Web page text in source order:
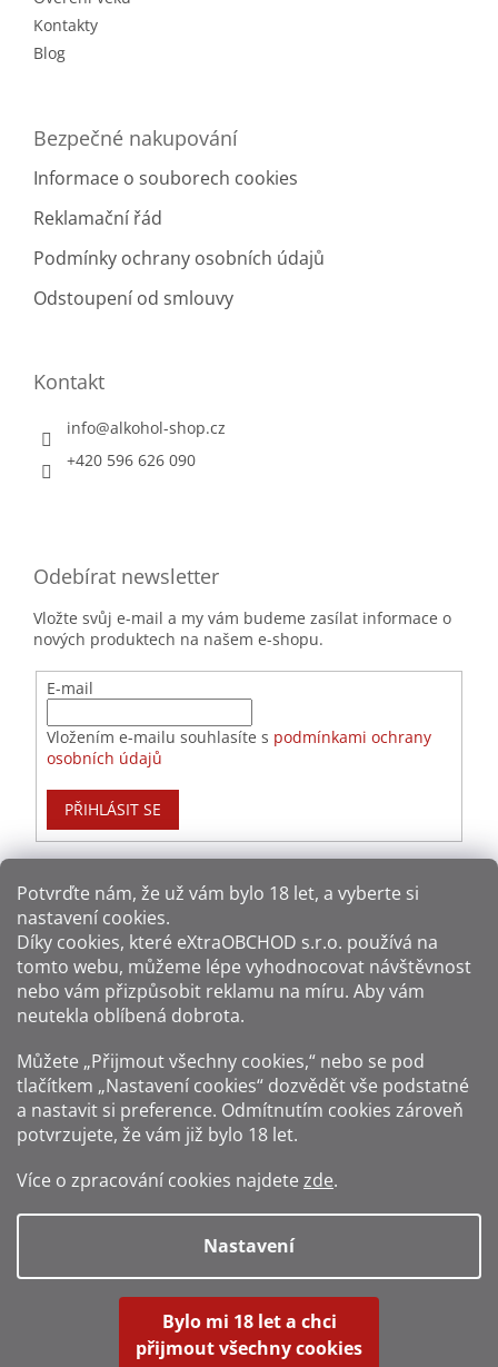
Potvrďte nám​​, že už vám bylo 18 let, a vyberte si
nastavení cookies.
Díky cookies, které eXtraOBCHOD s.r.o. používá na
tomto webu, můžeme lépe vyhodnocovat návštěvnost
nebo vám přizpůsobit reklamu na míru. Aby vám
neutekla oblíbená dobrota.
Můžete „Přijmout všechny cookies,“ nebo se pod
tlačítkem „Nastavení cookies“ dozvědět vše podstatné
a nastavit si preference. Odmítnutím cookies zároveň
potvrzujete, že vám již bylo 18 let.
Více o zpracování cookies najdete zde.
Nastavení
Bylo mi 18 let a chci
přijmout všechny cookies
Kontakty
Blog
Bezpečné nakupování
Informace o souborech cookies
Reklamační řád
Podmínky ochrany osobních údajů
Odstoupení od smlouvy
Kontakt
info@alkohol-shop.cz
+420 596 626 090
Odebírat newsletter
Vložte svůj e-mail a my vám budeme zasílat informace o
nových produktech na našem e-shopu.
E-mail
Vložením e-mailu souhlasíte s podmínkami ochrany
osobních údajů
PŘIHLÁSIT SE
Způsoby dopravy:
Zákaz prodeje alkoholu osobám mladším 18 let.
Vytvořil Shoptet